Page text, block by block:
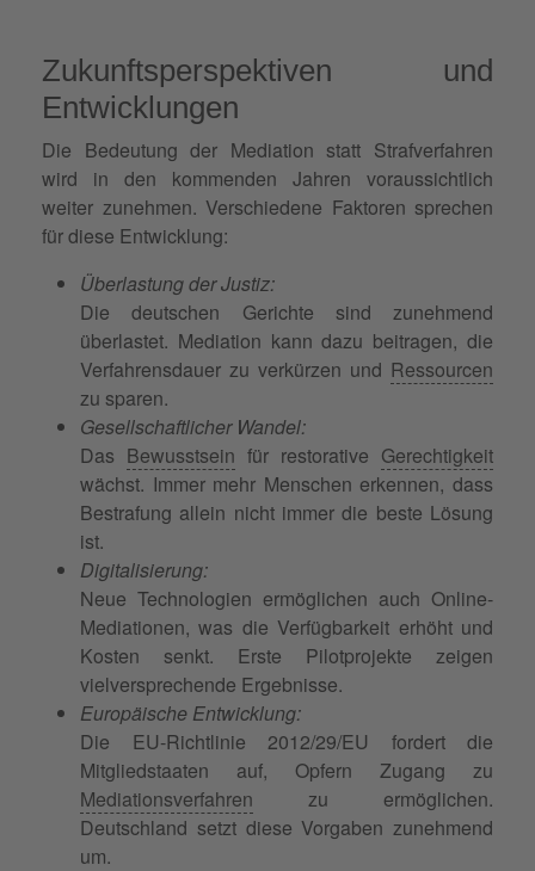
Zukunftsperspektiven und
Entwicklungen
Die Bedeutung der Mediation statt Strafverfahren
wird in den kommenden Jahren voraussichtlich
weiter zunehmen. Verschiedene Faktoren sprechen
für diese Entwicklung:
Überlastung der Justiz:
Die deutschen Gerichte sind zunehmend
überlastet. Mediation kann dazu beitragen, die
Verfahrensdauer zu verkürzen und Ressourcen
zu sparen.
Gesellschaftlicher Wandel:
Das Bewusstsein für restorative Gerechtigkeit
wächst. Immer mehr Menschen erkennen, dass
Bestrafung allein nicht immer die beste Lösung
ist.
Digitalisierung:
Neue Technologien ermöglichen auch Online-
Mediationen, was die Verfügbarkeit erhöht und
Kosten senkt. Erste Pilotprojekte zeigen
vielversprechende Ergebnisse.
Europäische Entwicklung:
Die EU-Richtlinie 2012/29/EU fordert die
Mitgliedstaaten auf, Opfern Zugang zu
Mediationsverfahren zu ermöglichen.
Deutschland setzt diese Vorgaben zunehmend
um.